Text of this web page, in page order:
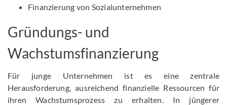
Finanzierung von Sozialunternehmen
Gründungs- und
Wachstumsfinanzierung
Für junge Unternehmen ist es eine zentrale
Herausforderung, ausreichend finanzielle Ressourcen für
ihren Wachstumsprozess zu erhalten. In jüngerer